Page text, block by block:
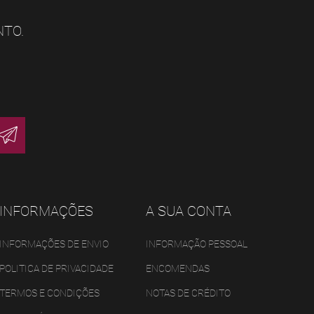
INFORMAÇÕES
INFORMAÇÕES DE ENVIO
POLITICA DE PRIVACIDADE
TERMOS E CONDIÇÕES
A SUA CONTA
INFORMAÇÃO PESSOAL
ENCOMENDAS
NOTAS DE CRÉDITO